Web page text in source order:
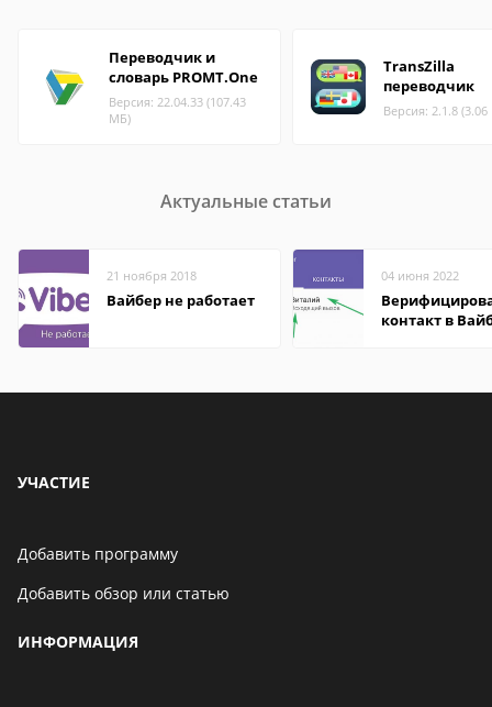
Переводчик и
словарь PROMT.One
Версия: 22.04.33 (107.43
МБ)
TransZilla
переводчик
Версия: 2.1.8
Актуальные статьи
21 ноября 2018
Вайбер не работает
04 июня 2022
контакт в
УЧАСТИЕ
Добавить программу
Добавить обзор или статью
ИНФОРМАЦИЯ